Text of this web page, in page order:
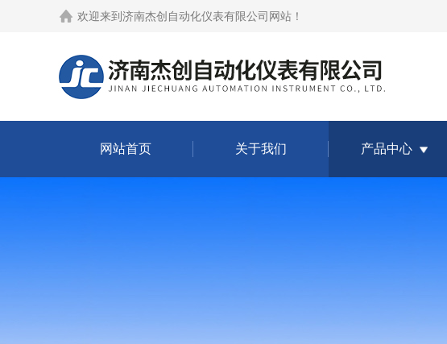
欢迎来到 济南杰创自动化仪表有限公司网站 ！
网站首页 关于我们 产品中心